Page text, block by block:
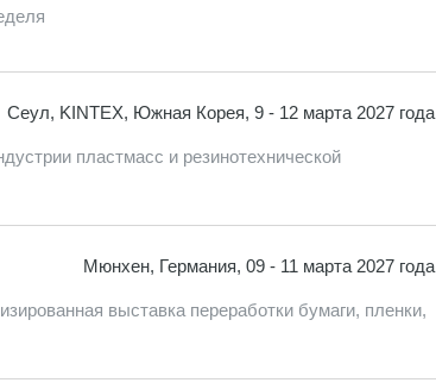
Сеул, KINTEX, Южная Корея, 9 - 12 марта 2027 года
пластмасс и резинотехнической
Мюнхен, Германия, 09 - 11 марта 2027 года
выставка переработки бумаги, пленки,